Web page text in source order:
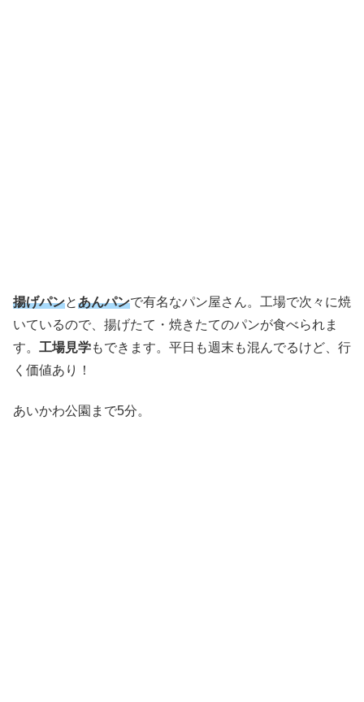
揚げパンとあんパンで有名なパン屋さん。工場で次々に焼
いているので、揚げたて・焼きたてのパンが食べられま
す。 工場見学もできます。平日も週末も混んでるけど、行
く価値あり！
あいかわ公園まで5分。